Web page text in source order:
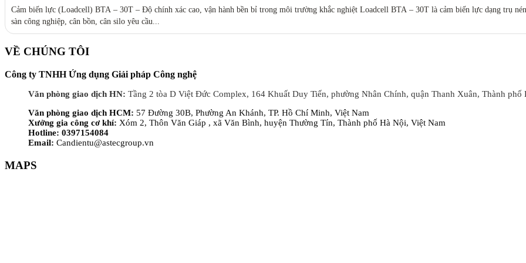
Cảm biến lực (Loadcell) BTA – 30T – Độ chính xác cao, vận hành bền bỉ trong môi trường khắc nghiệt Loadcell BTA – 30T là cảm biến lực dạng trụ
sàn công nghiệp, cân bồn, cân silo yêu cầu...
VỀ CHÚNG TÔI
Công ty TNHH Ứng dụng Giải pháp Công nghệ
Văn phòng giao dịch HN: Tầng 2 tòa D Việt Đức Complex, 164 Khuất Duy Tiến, phường Nhân Chính, quận Thanh Xuân, Thành phố
Văn phòng giao dịch HCM: 57 Đường 30B, Phường An Khánh, TP. Hồ Chí Minh, Việt Nam
Xưởng gia công cơ khí: Xóm 2, Thôn Văn Giáp , xã Văn Bình, huyện Thường Tín, Thành phố Hà Nội, Việt Nam
Hotline: 0397154084
Email: Candientu@astecgroup.vn
MAPS